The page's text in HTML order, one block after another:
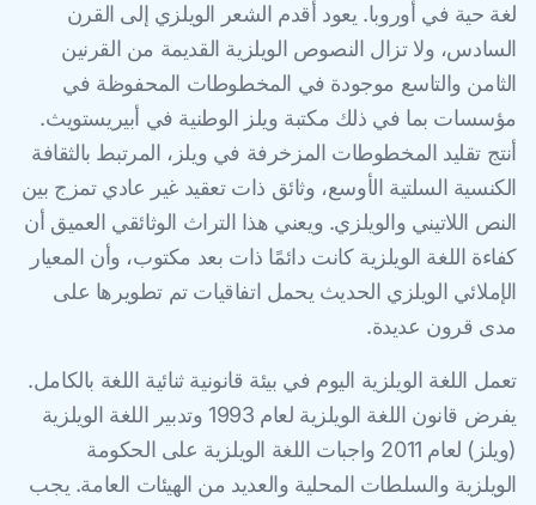
لغة حية في أوروبا. يعود أقدم الشعر الويلزي إلى القرن
السادس، ولا تزال النصوص الويلزية القديمة من القرنين
الثامن والتاسع موجودة في المخطوطات المحفوظة في
مؤسسات بما في ذلك مكتبة ويلز الوطنية في أبيريستويث.
أنتج تقليد المخطوطات المزخرفة في ويلز، المرتبط بالثقافة
الكنسية السلتية الأوسع، وثائق ذات تعقيد غير عادي تمزج بين
النص اللاتيني والويلزي. ويعني هذا التراث الوثائقي العميق أن
كفاءة اللغة الويلزية كانت دائمًا ذات بعد مكتوب، وأن المعيار
الإملائي الويلزي الحديث يحمل اتفاقيات تم تطويرها على
مدى قرون عديدة.
تعمل اللغة الويلزية اليوم في بيئة قانونية ثنائية اللغة بالكامل.
يفرض قانون اللغة الويلزية لعام 1993 وتدبير اللغة الويلزية
(ويلز) لعام 2011 واجبات اللغة الويلزية على الحكومة
الويلزية والسلطات المحلية والعديد من الهيئات العامة. يجب